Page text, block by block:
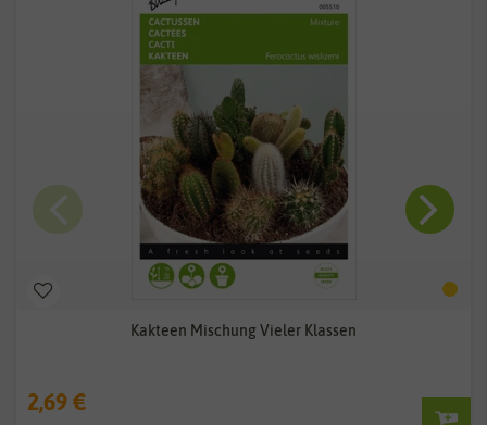
Kakteen Mischung Vieler Klassen
2,69 €